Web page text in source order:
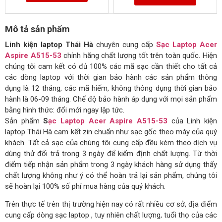
Mô tả sản phẩm
Linh kiện laptop Thái Hà chuyên cung cấp Sạc Laptop Acer
Aspire A515-53 chính hãng chất lượng tốt trên toàn quốc. Hiện
chúng tôi cam kết có đủ 100% các mã sạc cần thiết cho tất cả
các dòng laptop với thời gian bảo hành các sản phẩm thông
dụng là 12 tháng, các mã hiếm, không thông dụng thời gian bảo
hành là 06-09 tháng. Chế độ bảo hành áp dụng với mọi sản phẩm
bằng hình thức: đổi mới ngay lập tức.
Sản phẩmSạc Laptop Acer Aspire A515-53 của Linh kiện
laptop Thái Hà cam kết zin chuẩn như sạc gốc theo máy của quý
khách. Tất cả sạc của chúng tôi cung cấp đều kèm theo dịch vụ
dùng thử đổi trả trong 3 ngày để kiểm định chất lượng. Từ thời
điểm tiếp nhận sản phẩm trong 3 ngày khách hàng sử dụng thấy
chất lượng không như ý có thể hoàn trả lại sản phẩm, chúng tôi
sẽ hoàn lại 100% số phí mua hàng của quý khách.
Trên thực tế trên thị trường hiện nay có rất nhiều cơ sở, địa điểm
cung cấp dòng sạc laptop , tuy nhiên chất lượng, tuổi thọ của các